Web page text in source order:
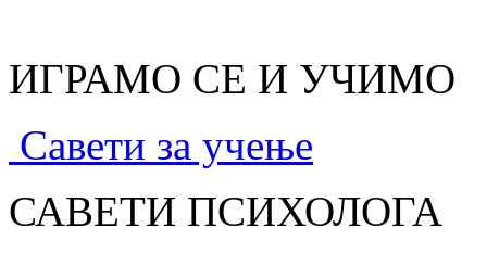
ИГРАМО СЕ И УЧИМО
Савети за учење
САВЕТИ ПСИХОЛОГА